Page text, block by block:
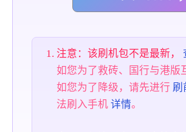
注意：该刷机包不是最新，
如您为了救砖、国行与港版
如您为了降级，请先进行 刷
法刷入手机详情。